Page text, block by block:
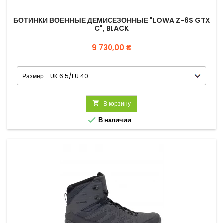
БОТИНКИ ВОЕННЫЕ ДЕМИСЕЗОННЫЕ "LOWA Z-6S GTX
C", BLACK
Цена
9 730,00 ₴
 В корзину
 В наличии